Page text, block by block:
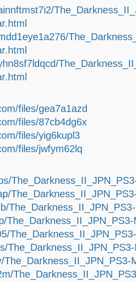
files/gea7a1azd
files/87cb4dg6x
files/yig6kupl3
files/jwfym62lq